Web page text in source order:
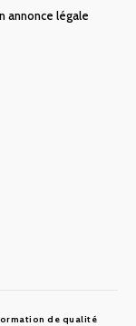
annonce légale
de qualité